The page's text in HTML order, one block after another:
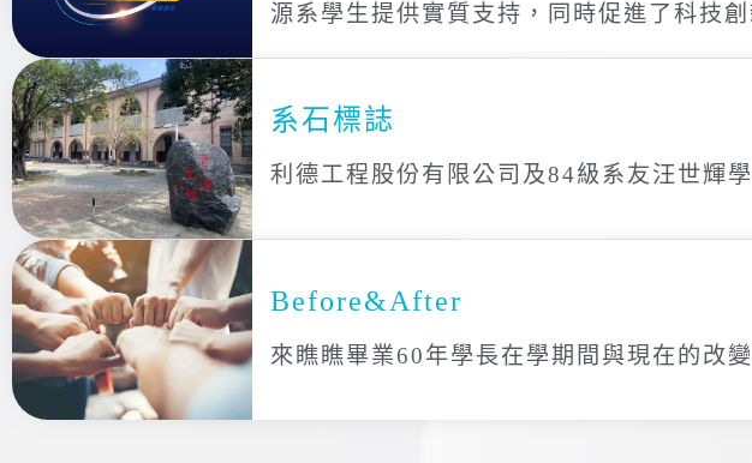
源系學生提供實質支持，同時促進了科技創
系石標誌
利德工程股份有限公司及84級系友汪世輝
Before&After
來瞧瞧畢業60年學長在學期間與現在的改